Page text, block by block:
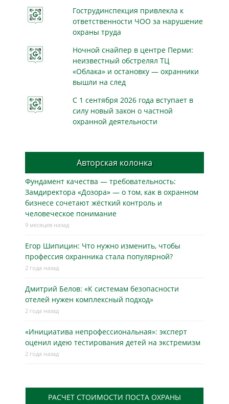
Гострудинспекция привлекла к
ответственности ЧОО за нарушение
охраны труда
Ночной снайпер в центре Перми:
неизвестный обстрелял ТЦ
«Облака» и остановку — охранники
вышли на след
С 1 сентября 2026 года вступает в
силу новый закон о частной
охранной деятельности
Авторская колонка
Фундамент качества — требовательность:
Замдиректора «Дозора» — о том, как в охранном
бизнесe сочетают жёсткий контроль и
человеческое понимание
9 месяцев назад
Егор Шипицин: Что нужно изменить, чтобы
профессия охранника стала популярной?
2 года назад
Дмитрий Белов: «К системам безопасности
отелей нужен комплексный подход»
2 года назад
«Инициатива непрофессиональная»: эксперт
оценил идею тестирования детей на экстремизм
2 года назад
РАСЧЕТ СТОИМОСТИ ПОСТА ОХРАНЫ